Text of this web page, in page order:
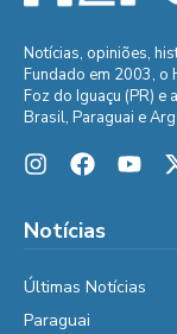
Notícias, opiniões,
Fundado em 2003,
Foz do Iguaçu (PR)
Brasil, Paraguai e
Notícias
Últimas Notícias
Paraguai